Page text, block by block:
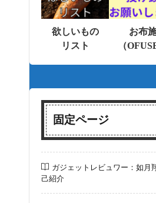
欲しいもの
リスト
お布
（
固定ページ
ガジェットレビュワー：如月
己紹介